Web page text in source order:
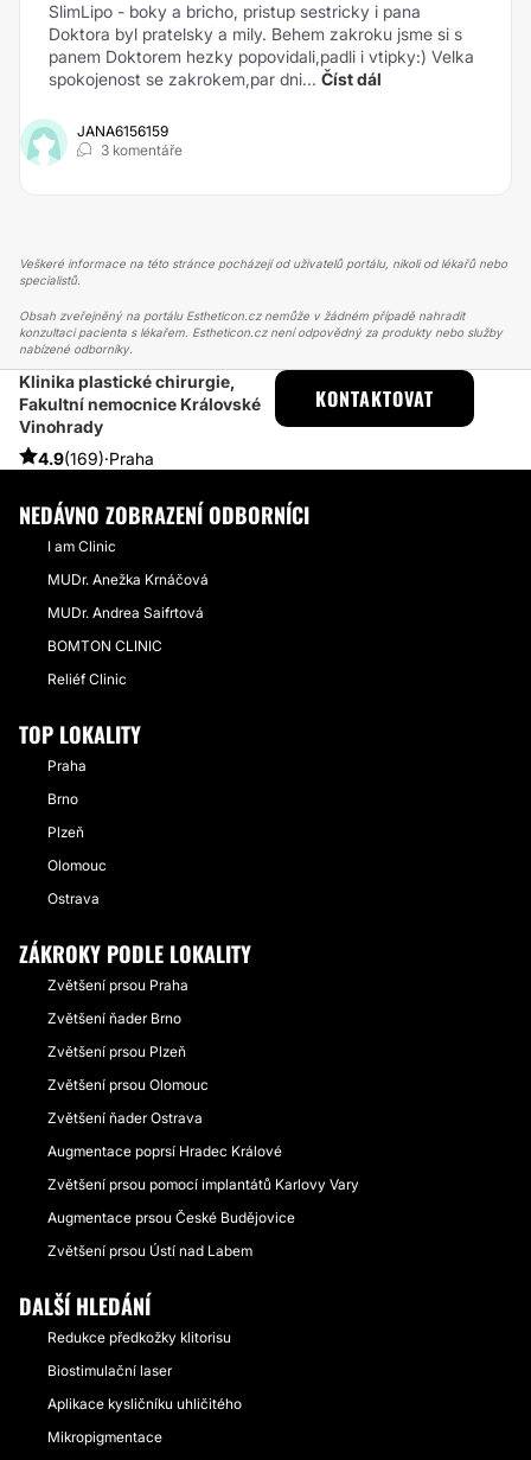
SlimLipo - boky a bricho, pristup sestricky i pana
Doktora byl pratelsky a mily. Behem zakroku jsme si s
panem Doktorem hezky popovidali,padli i vtipky:) Velka
spokojenost se zakrokem,par dni... Číst dál
JANA6156159
3 komentáře
Veškeré informace na této stránce pocházejí od uživatelů portálu, nikoli od lékařů nebo
specialistů.
Obsah zveřejněný na portálu Estheticon.cz nemůže v žádném případě nahradit
konzultaci pacienta s lékařem. Estheticon.cz není odpovědný za produkty nebo služby
nabízené odborníky.
Klinika plastické chirurgie,
Fakultní nemocnice Královské
Vinohrady
4.9(169)·Praha
KONTAKTOVAT
ESTHETICON
PŘÍBĚHY
PŘÍBĚHY TÝKAJÍCÍ SE ZÁKROKU ZVĚTŠENÍ PRSOU
VYJMUTÍ PRASKLÝCH IMPLANTÁTŮ PO 16TI LETECH
NEDÁVNO ZOBRAZENÍ ODBORNÍCI
I am Clinic
MUDr. Anežka Krnáčová
MUDr. Andrea Saifrtová
BOMTON CLINIC
Reliéf Clinic
TOP LOKALITY
Praha
Brno
Plzeň
Olomouc
Ostrava
ZÁKROKY PODLE LOKALITY
Zvětšení prsou Praha
Zvětšení ňader Brno
Zvětšení prsou Plzeň
Zvětšení prsou Olomouc
Zvětšení ňader Ostrava
Augmentace poprsí Hradec Králové
Zvětšení prsou pomocí implantátů Karlovy Vary
Augmentace prsou České Budějovice
Zvětšení prsou Ústí nad Labem
DALŠÍ HLEDÁNÍ
Redukce předkožky klitorisu
Biostimulační laser
Aplikace kysličníku uhličitého
Mikropigmentace